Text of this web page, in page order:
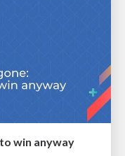
win anyway